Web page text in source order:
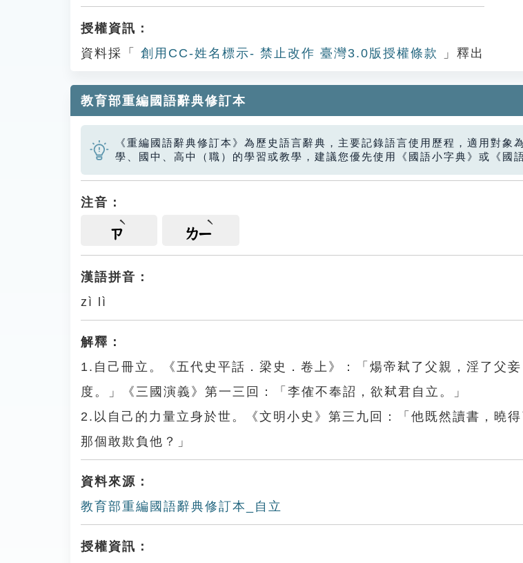
授權資訊：
資料採「
創用CC-姓名標示- 禁止改作 臺灣3.0版授權條款 」釋出
教育部重編國語辭典修訂本
《重編國語辭典修訂本》為歷史語言辭典，主要記錄語言使用歷程，適用對象
學、國中、高中（職）的學習或教學，建議您優先使用《國語小字典》或《國
注音：
ㄗ ㄌㄧ
漢語拼音：
zì lì
解釋：
1.自己冊立。《五代史平話．梁史．卷上》：「煬帝弒了父親，淫了父
度。」《三國演義》第一三回：「李傕不奉詔，欲弒君自立。」
2.以自己的力量立身於世。《文明小史》第三九回：「他既然讀書，曉得
那個敢欺負他？」
資料來源：
教育部重編國語辭典修訂本_自立
授權資訊：